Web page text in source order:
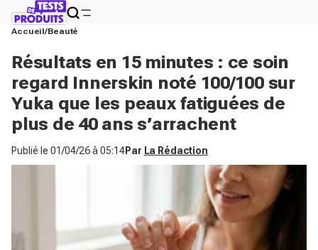
Accueil Beauté
Résultats en 15 minutes : ce soin
regard Innerskin noté 100/100 sur
Yuka que les peaux fatiguées de
plus de 40 ans s’arrachent
Publié le 01/04/26 à 05:14Par La Rédaction